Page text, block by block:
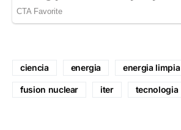
ciencia energia energia limpia
fusion nuclear iter tecnologia